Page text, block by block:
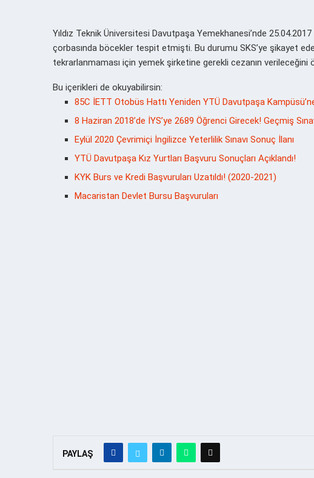
Yıldız Teknik Üniversitesi Davutpaşa Yemekhanesi’nde
çorbasında böcekler tespit etmişti. Bu durumu SKS’ye şikayet
tekrarlanmaması için yemek şirketine gerekli cezanın verileceğini
Bu içerikleri de okuyabilirsin:
85C İETT Otobüs Hattı Yeniden YTÜ Davutpaşa
8 Haziran 2018’de İYS’ye 2689 Öğrenci Girecek! Geçmiş
Eylül 2020 Çevrimiçi İngilizce Yeterlilik Sınavı Sonuç İlanı
YTÜ Davutpaşa Kız Yurtları Başvuru Sonuçları Açıklandı!
KYK Burs ve Kredi Başvuruları Uzatıldı! (2020-2021)
Macaristan Devlet Bursu Başvuruları
PAYLAŞ